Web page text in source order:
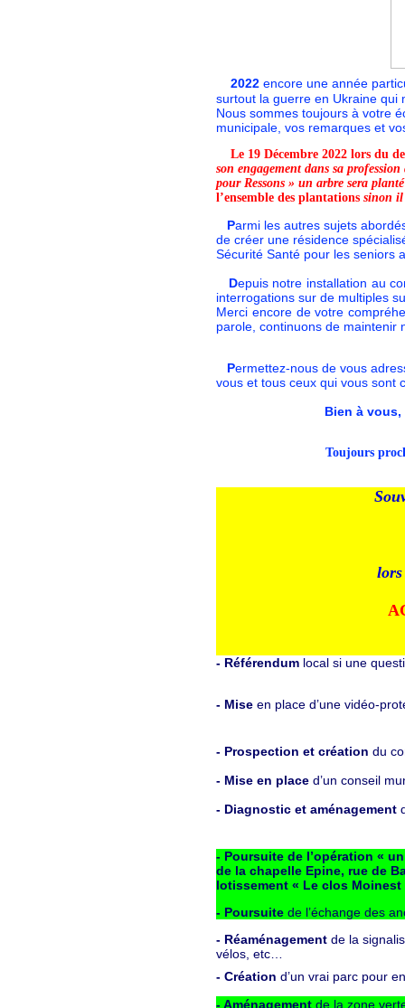
2022 encore une année
surtout la guerre en Ukraine qui
Nous sommes toujours à votre
municipale, vos remarques et
Le 19 Décembre 2022 lors du
son engagementdans sa
pour Ressons » un arbre sera
l’ensemble des plantations sinon il
Parmi les autres sujets
de créer une résidence
Sécurité Santé pour les seniors
Depuis notre installation au
interrogations sur de multiples
Merci encore de votre
parole, continuons de maintenir
Permettez-nous de vous
vous et tous ceux qui vous sont
Bien à vous,
Toujours
lors
- Référendum local si une
- Mise en place d’une vidéo-
- Prospection et création du
- Mise en place d’un conseil
- Diagnostic et aménagement
- Poursuite de l’opération «
de la chapelle Epine, rue de
lotissement « Le clos Moinest
- Poursuite de l’échange des
- Réaménagement de la
vélos, etc…
- Création d’un vrai parc pour
- Aménagement de la zone